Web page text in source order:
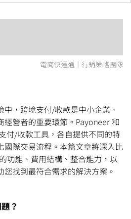
電商快運通｜行銷策略團隊
，跨境支付/收款是中小企業、
經營者的重要環節。Payoneer 和
付/收款工具，各自提供不同的特
國際交易流程。本篇文章將深入比
功能、費用結構、整合能力，以
找到最符合需求的解決方案。
？